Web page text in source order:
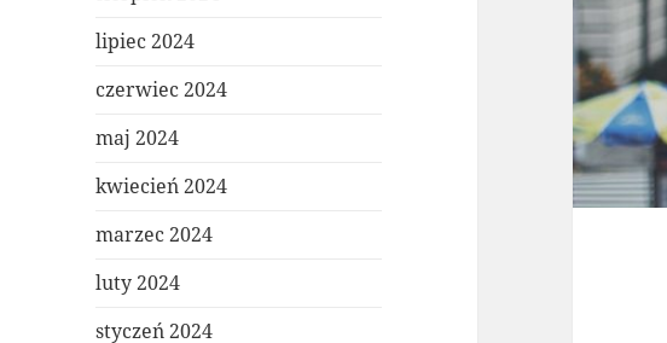
lipiec 2024
czerwiec 2024
maj 2024
kwiecień 2024
marzec 2024
luty 2024
styczeń 2024